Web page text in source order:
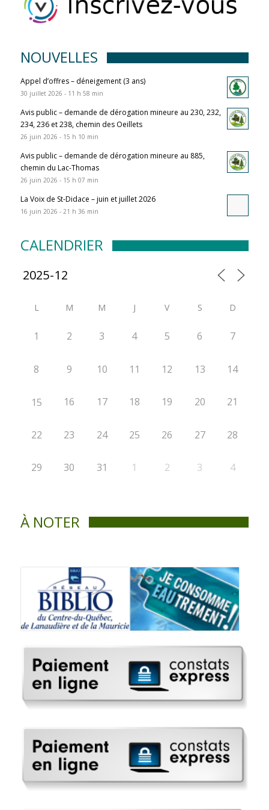
NOUVELLES
Appel d’offres – déneigement (3 ans)
30 juillet 2026 - 11 h 58 min
Avis public – demande de dérogation mineure au 230, 232,
234, 236 et 238, chemin des Oeillets
26 juin 2026 - 15 h 10 min
Avis public – demande de dérogation mineure au 885,
chemin du Lac-Thomas
26 juin 2026 - 15 h 07 min
La Voix de St-Didace – juin et juillet 2026
16 juin 2026 - 21 h 36 min
CALENDRIER
L M M J V S D
1 2 3 4 5 6 7
8 9 10 11 12 13 14
15 16 17 18 19 20 21
22 23 24 25 26 27 28
29 30 31 1 2 3 4
À NOTER